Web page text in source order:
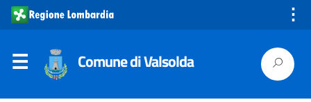
⋮
Comune di Valsolda